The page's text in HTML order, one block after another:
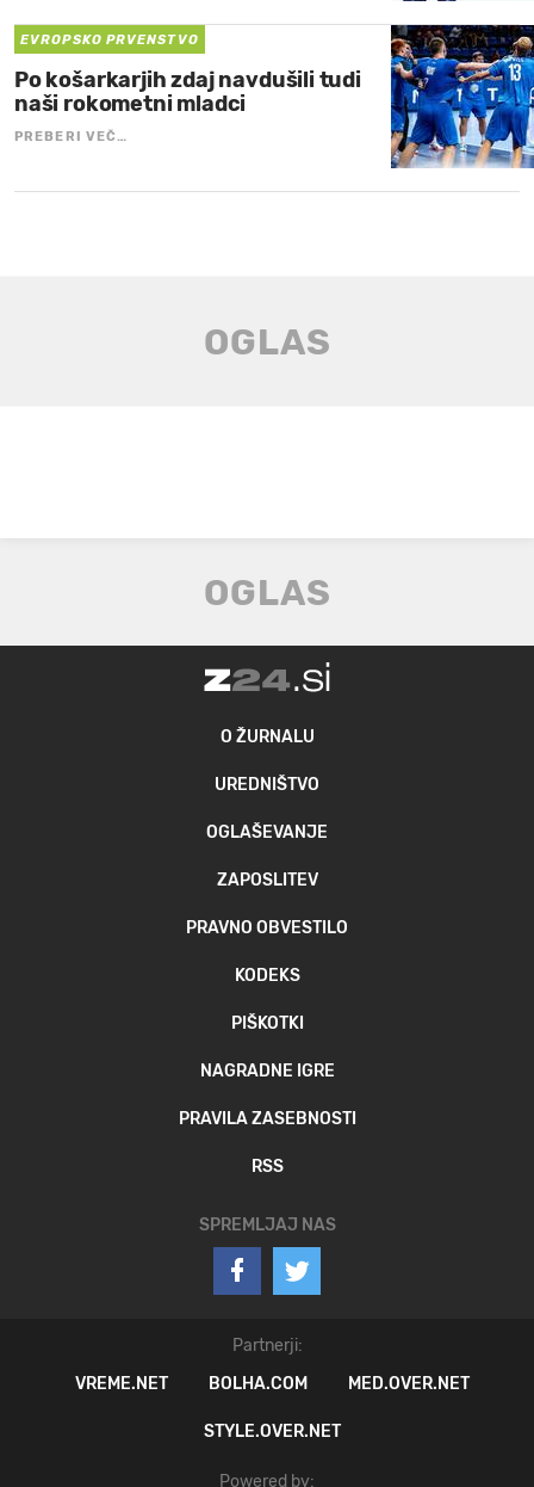
EVROPSKO PRVENSTVO
Po košarkarjih zdaj navdušili tudi
naši rokometni mladci
PREBERI VEČ…
O ŽURNALU
UREDNIŠTVO
OGLAŠEVANJE
ZAPOSLITEV
PRAVNO OBVESTILO
KODEKS
PIŠKOTKI
NAGRADNE IGRE
PRAVILA ZASEBNOSTI
RSS
SPREMLJAJ NAS
Partnerji:
VREME.NET
BOLHA.COM MED.OVER.NET
STYLE.OVER.NET
Powered by: